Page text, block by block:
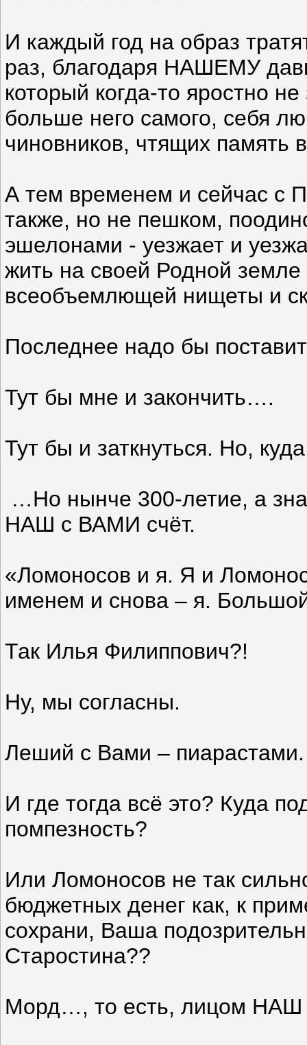
И каждый год на образ
раз, благодаря НАШЕМУ
который когда-то яростно
больше него самого, себя
чиновников, чтящих память
А тем временем и сейчас с
также, но не пешком,
эшелонами - уезжает и
жить на своей Родной
всеобъемлющей нищеты и
Последнее надо бы
Тут бы мне и закончить….
Тут бы и заткнуться. Но,
…Но нынче 300-летие, а
НАШ с ВАМИ счёт.
«Ломоносов и я. Я и
именем и снова – я.
Так Илья Филиппович?!
Ну, мы согласны.
Леший с Вами – пиарастами.
И где тогда всё это? Куда
помпезность?
Или Ломоносов не так
бюджетных денег как, к
сохрани, Ваша
Старостина??
Морд…, то есть, лицом